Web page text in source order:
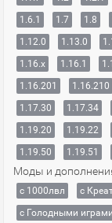
1.6.1
1.7 1.8
1.12.0
1.13.0
1.16.x
1.16.1
1.16.201
1.16.210
1.17.30
1.17.34
1.19.20
1.19.22
1.19.50
1.19.51
Моды и
с 1000лвл c
с Голодными играми